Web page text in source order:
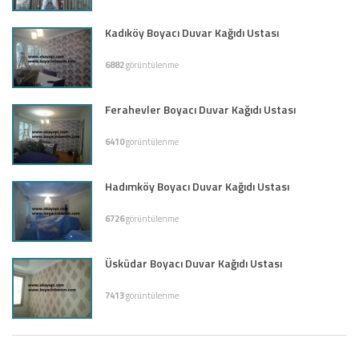
Kadıköy Boyacı Duvar Kağıdı Ustası
6882görüntülenme
Ferahevler Boyacı Duvar Kağıdı Ustası
6410görüntülenme
Hadımköy Boyacı Duvar Kağıdı Ustası
6726görüntülenme
Üsküdar Boyacı Duvar Kağıdı Ustası
7413görüntülenme